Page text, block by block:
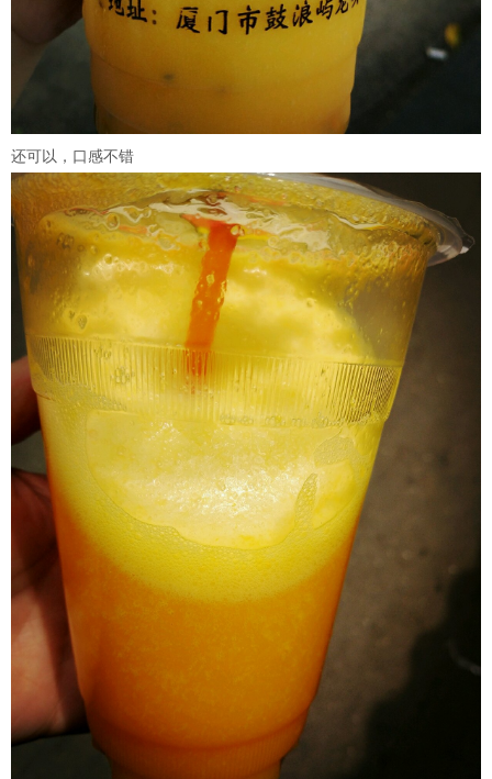
还可以，口感不错